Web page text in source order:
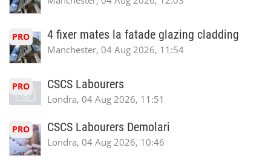
PRO 4 fixer mates la fatade glazing cladding
Manchester, 04 Aug 2026, 11:54
PRO CSCS Labourers
Londra, 04 Aug 2026, 11:51
PRO CSCS Labourers Demolari
Londra, 04 Aug 2026, 10:46